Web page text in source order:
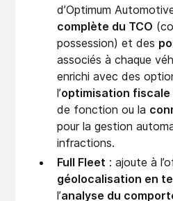
d’Optimum
complète du TCO
possession) et des
associés à chaque
enrichi avec des
l’optimisation fiscale
de fonction ou la
pour la gestion
infractions.
Full Fleet : ajoute à
géolocalisation en
l’analyse du